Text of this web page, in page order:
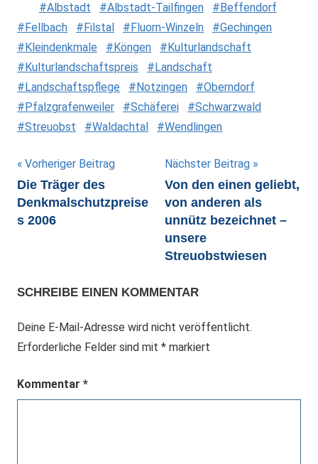
Albstadt Albstadt-Tailfingen
Beffendorf
Fellbach
Filstal Fluorn-Winzeln
Gechingen
Kleindenkmale
Köngen
Kulturlandschaft
Kulturlandschaftspreis
Landschaft
Landschaftspflege
Notzingen
Oberndorf
Pfalzgrafenweiler
Schäferei
Schwarzwald
Streuobst
Waldachtal Wendlingen
Beitragsnavigation
Vorheriger Beitrag
Die Träger des
Denkmalschutzpreise
s 2006
Nächster Beitrag
Von den einen geliebt,
von anderen als
unnütz bezeichnet –
unsere
Streuobstwiesen
SCHREIBE EINEN KOMMENTAR
Deine E-Mail-Adresse wird nicht veröffentlicht.
Erforderliche Felder sind mit * markiert
Kommentar *